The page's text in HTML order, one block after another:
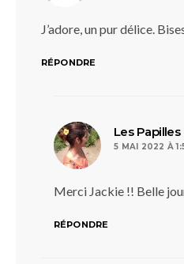
J’adore, un pur délice.
RÉPONDRE
Les
5 MAI 2022 À
Merci Jackie !! Belle
RÉPONDRE